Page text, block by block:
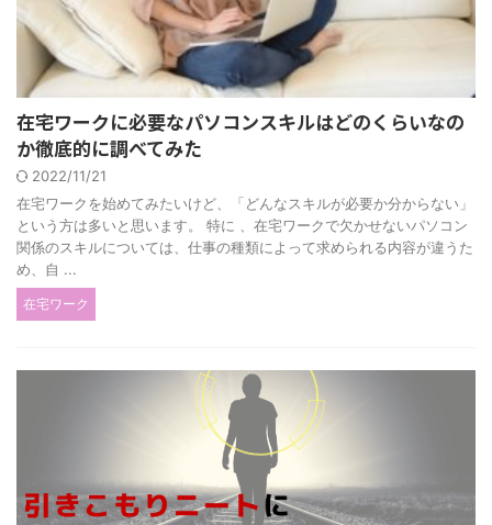
在宅ワークに必要なパソコンスキルはどのくらいなの
か徹底的に調べてみた
2022/11/21
在宅ワークを始めてみたいけど、「どんなスキルが必要か分からない」
という方は多いと思います。 特に 、在宅ワークで欠かせないパソコン
関係のスキルについては、仕事の種類によって求められる内容が違うた
め、自 ...
在宅ワーク